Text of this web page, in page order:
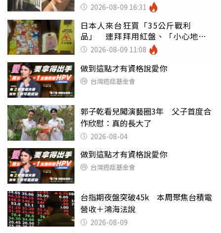
2026-08-09 16:31
日本人來台狂買「35公斤戰利
品」 連拜拜用紅盤、「小心地
滑」告示牌也帶回家
2026-08-09 11:08
做到這點才有資格說愛你
台灣癌症基金會
郭子乾看兒闖演藝圈3年 父子首度合
作欣慰：真的長大了
2026-08-04
做到這點才有資格說愛你
台灣癌症基金會
台指期夜盤突破45k 本周聚焦台積電
營收＋鴻海法說
2026-08-09